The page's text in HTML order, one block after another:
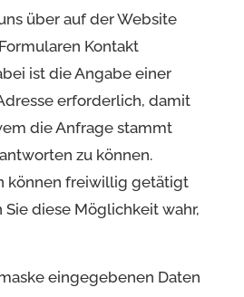
über auf der Website
Kontakt
ist die Angabe einer
erforderlich, damit
die Anfrage stammt
zu können.
können freiwillig getätigt
diese Möglichkeit wahr,
eingegebenen Daten